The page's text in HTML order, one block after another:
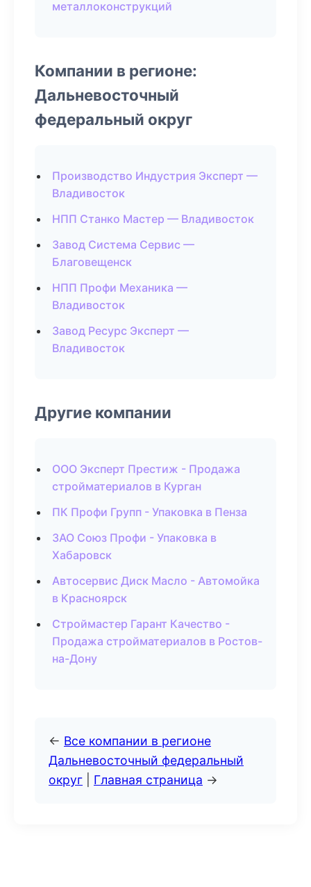
металлоконструкций
Компании в регионе:
Дальневосточный
федеральный округ
Производство Индустрия Эксперт —
Владивосток
НПП Станко Мастер — Владивосток
Завод Система Сервис —
Благовещенск
НПП Профи Механика —
Владивосток
Завод Ресурс Эксперт —
Владивосток
Другие компании
ООО Эксперт Престиж - Продажа
стройматериалов в Курган
ПК Профи Групп - Упаковка в Пенза
ЗАО Союз Профи - Упаковка в
Хабаровск
Автосервис Диск Масло - Автомойка
в Красноярск
Строймастер Гарант Качество -
Продажа стройматериалов в Ростов-
на-Дону
← Все компании в регионе
Дальневосточный федеральный
округ
Главная страница →